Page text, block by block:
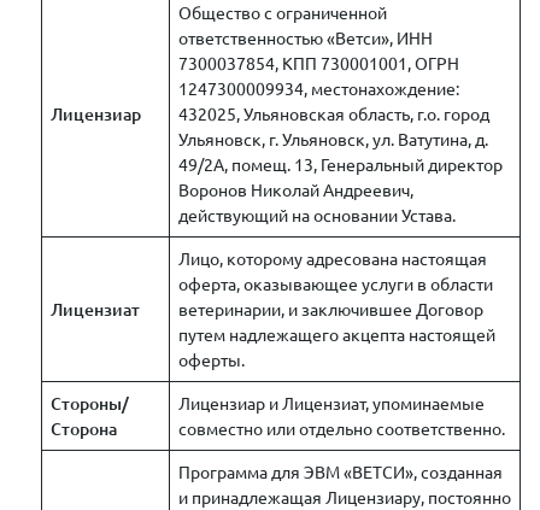
Лицензиар
Общество с ограниченной
ответственностью «Ветси», ИНН
7300037854, КПП 730001001, ОГРН
1247300009934, местонахождение:
432025, Ульяновская область, г.о. город
Ульяновск, г. Ульяновск, ул. Ватутина, д.
49/2А, помещ. 13, Генеральный директор
Воронов Николай Андреевич,
действующий на основании Устава.
Лицензиат
Лицо, которому адресована настоящая
оферта, оказывающее услуги в области
ветеринарии, и заключившее Договор
путем надлежащего акцепта настоящей
оферты.
Стороны/
Сторона
Лицензиар и Лицензиат, упоминаемые
совместно или отдельно соответственно.
Программа для ЭВМ «ВЕТСИ», созданная
и принадлежащая Лицензиару, постоянно